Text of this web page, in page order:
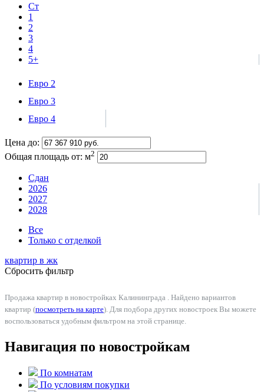
Ст
1
2
3
4
5+
Евро 2
Евро 3
Евро 4
Цена до:
Общая площадь от: м2
Сдан
2026
2027
2028
Все
Только с отделкой
квартир в жк
Сбросить фильтр
Продажа квартир в новостройках Калининграда . Найдено вариантов
квартир (посмотреть на карте). Для подбора других новостроек Вы можете
воспользоваться удобным фильтром на этой странице.
Навигация по новостройкам
По комнатам
По условиям покупки